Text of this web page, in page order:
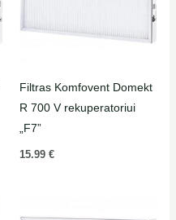
Filtras Komfovent Domekt
R 700 V rekuperatoriui
„F7”
15.99 €